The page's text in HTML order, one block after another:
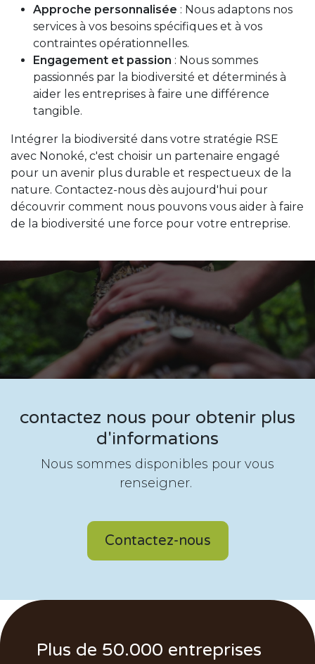
Approche personnalisée : Nous adaptons nos
services à vos besoins spécifiques et à vos
contraintes opérationnelles.
Engagement et passion : Nous sommes
passionnés par la biodiversité et déterminés à
aider les entreprises à faire une différence
tangible.
Intégrer la biodiversité dans votre stratégie RSE
avec Nonoké, c'est choisir un partenaire engagé
pour un avenir plus durable et respectueux de la
nature. Contactez-nous dès aujourd'hui pour
découvrir comment nous pouvons vous aider à faire
de la biodiversité une force pour votre entreprise.
contactez nous pour obtenir plus
d'informations
Nous sommes disponibles pour vous
renseigner.
Contactez-nous
Plus de 50.000 entreprises